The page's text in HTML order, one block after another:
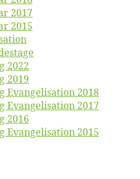
2017
2015
2022
2019
Evan­ge­li­sa­ti­on 2018
Evan­ge­li­sa­ti­on 2017
2016
Evan­ge­li­sa­ti­on 2015